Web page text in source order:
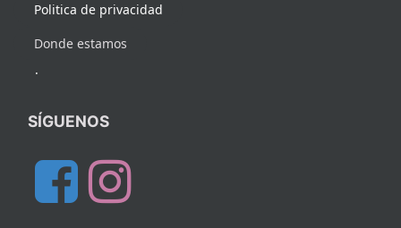
Politica de privacidad
Donde estamos
.
SÍGUENOS